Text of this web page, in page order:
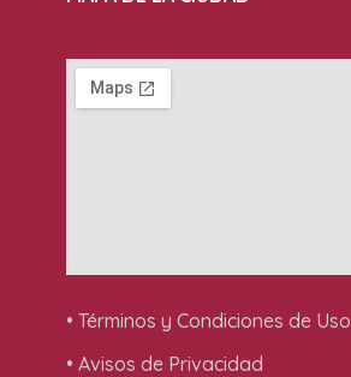
• Términos y Condiciones de Uso
• Avisos de Privacidad